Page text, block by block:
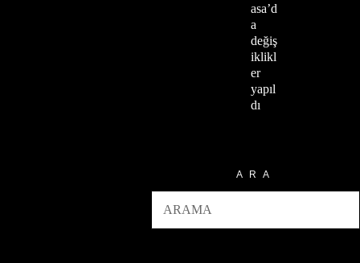
asa’d
a
değiş
iklikl
er
yapıl
dı
ARA